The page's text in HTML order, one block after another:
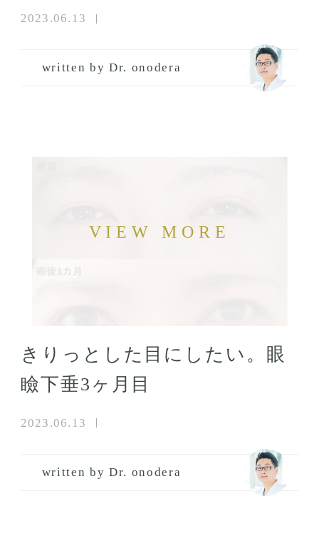
2023.06.13
written by Dr. onodera
きりっとした目にしたい。眼
瞼下垂3ヶ月目
2023.06.13
written by Dr. onodera